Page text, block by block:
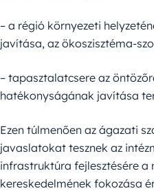
– a régió környezeti
javítása, az ökoszisztéma-
– tapasztalatcsere az
hatékonyságának javítása
Ezen túlmenően az ágazati
javaslatokat tesznek az
infrastruktúra fejlesztésére a
kereskedelmének fokozása